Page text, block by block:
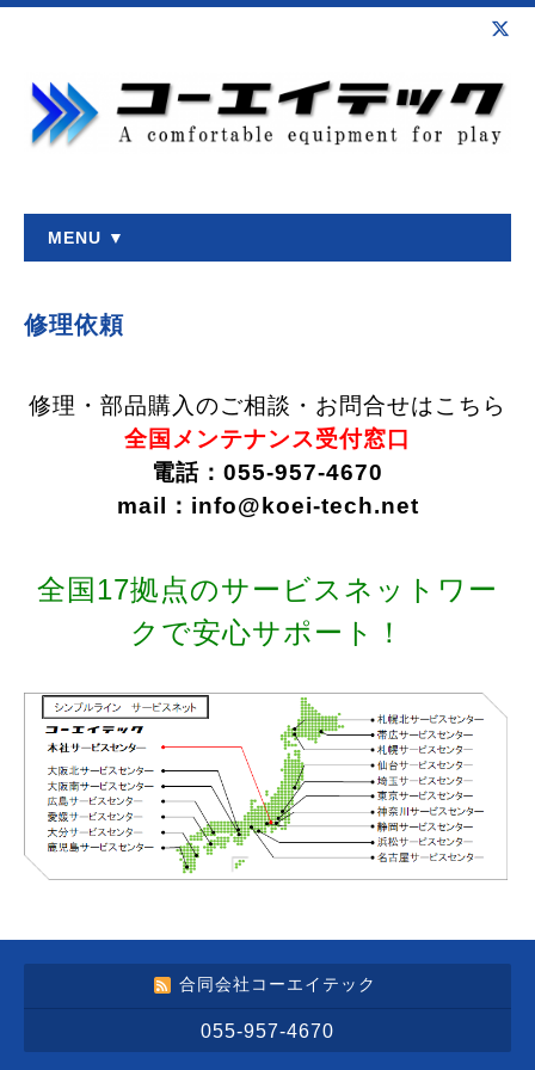
MENU ▼
修理依頼
修理・部品購入のご相談・お問合せはこちら
全国メンテナンス受付窓口
電話：055-957-4670
mail：info@koei-tech.net
全国17拠点のサービスネットワー
クで安心サポート！
合同会社コーエイテック
055-957-4670